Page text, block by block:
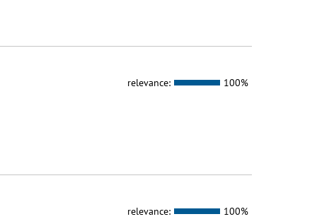
relevance: 100%
relevance: 100%